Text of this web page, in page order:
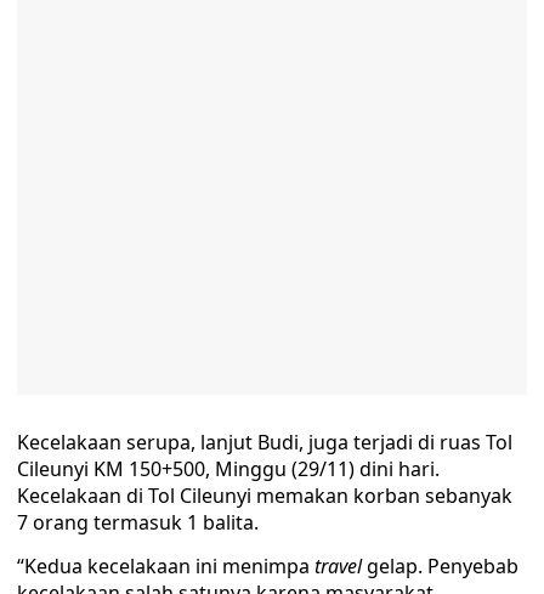
Kecelakaan serupa, lanjut Budi, juga terjadi di ruas Tol
Cileunyi KM 150+500, Minggu (29/11) dini hari.
Kecelakaan di Tol Cileunyi memakan korban sebanyak
7 orang termasuk 1 balita.
“Kedua kecelakaan ini menimpa travelgelap. Penyebab